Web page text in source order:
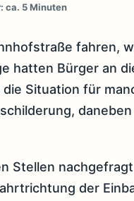
ca. 5 Minuten
fahren,
hatten Bürger an
Situation für
Stellen
der